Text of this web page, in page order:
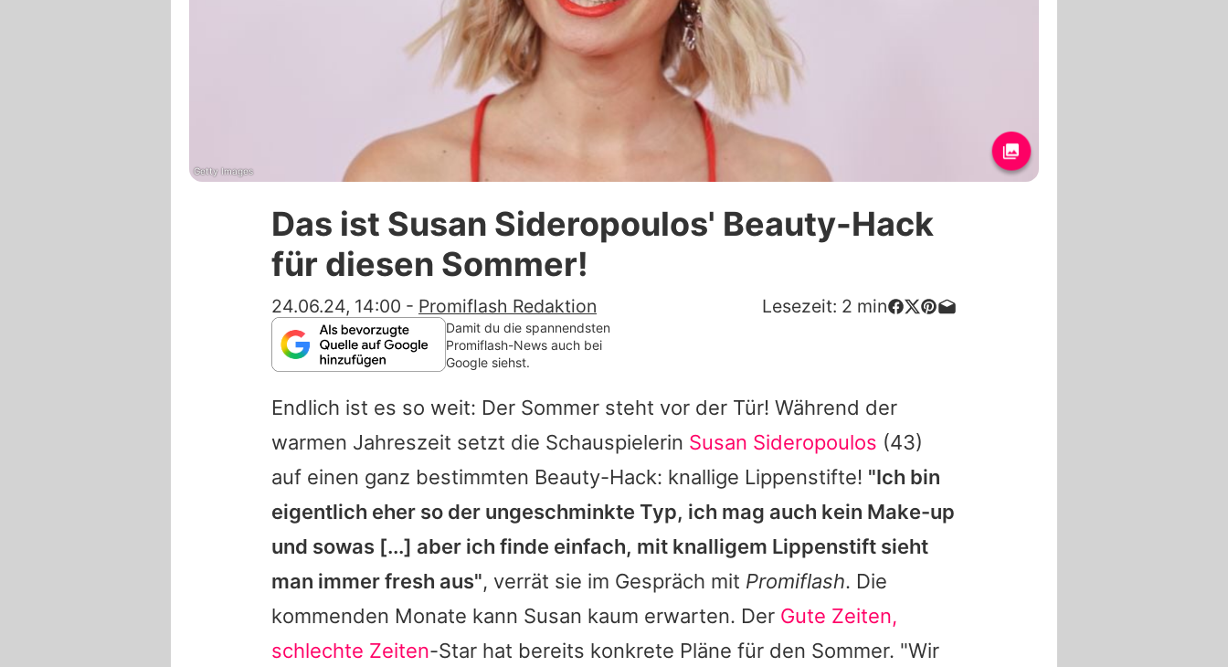
App runterladen
Team
Redaktionelle Richtlinien
Impressum
Datenschutzerklärung
Nutzungsbedingungen
Utiq verwalten
Getty Images
Das ist Susan Sideropoulos' Beauty-Hack
für diesen Sommer!
24.06.24, 14:00 - Promiflash Redaktion Lesezeit: 2 min
Damit du die spannendsten
Promiflash-News auch bei
Google siehst.
Endlich ist es so weit: Der Sommer steht vor der Tür! Während der
warmen Jahreszeit setzt die Schauspielerin Susan Sideropoulos (43)
auf einen ganz bestimmten Beauty-Hack: knallige Lippenstifte! "Ich bin
eigentlich eher so der ungeschminkte Typ, ich mag auch kein Make-up
und sowas [...] aber ich finde einfach, mit knalligem Lippenstift sieht
man immer fresh aus", verrät sie im Gespräch mit Promiflash. Die
kommenden Monate kann Susan kaum erwarten. Der Gute Zeiten,
schlechte Zeiten-Star hat bereits konkrete Pläne für den Sommer. "Wir